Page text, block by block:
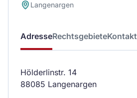
Langenargen
AdresseRechtsgebieteKontakt
Hölderlinstr. 14
88085 Langenargen